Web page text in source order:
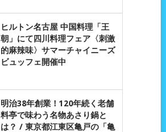
ヒルトン名古屋 中国料理「王
朝」にて四川料理フェア〈刺激
的麻辣味〉サマーチャイニーズ
ビュッフェ開催中
明治38年創業！120年続く老舗
料亭で味わう名物あさり鍋と
は？ / 東京都江東区亀戸の「亀